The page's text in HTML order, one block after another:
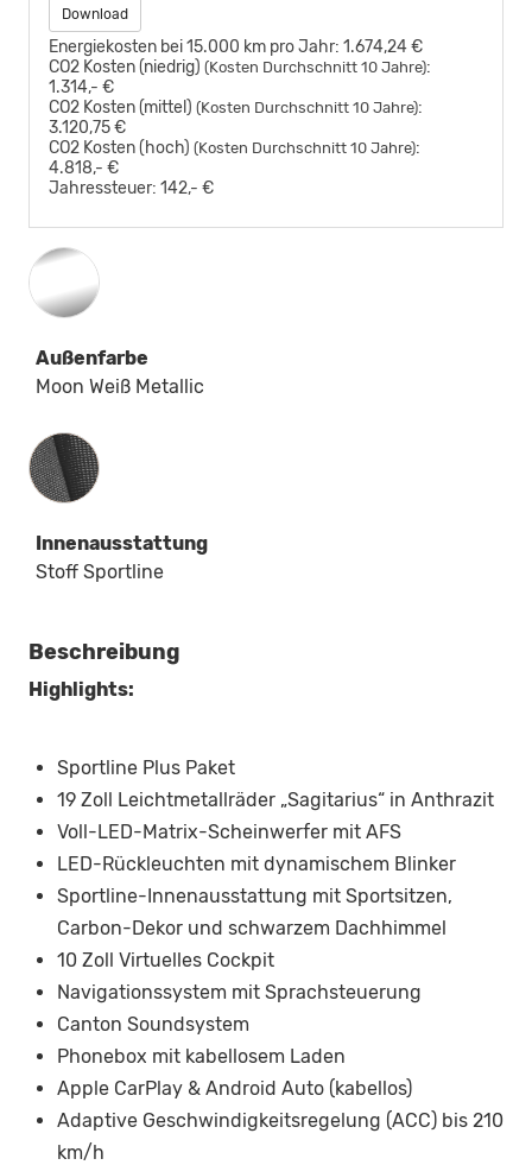
Download
Energiekosten bei 15.000 km pro Jahr: 1.674,24 €
CO2 Kosten (niedrig) (Kosten Durchschnitt 10 Jahre):
1.314,- €
CO2 Kosten (mittel) (Kosten Durchschnitt 10 Jahre):
3.120,75 €
CO2 Kosten (hoch) (Kosten Durchschnitt 10 Jahre):
4.818,- €
Jahressteuer: 142,- €
Außenfarbe
Moon Weiß Metallic
Innenausstattung
Innenausstattung
Stoff Sportline
Beschreibung
Highlights:
Sportline Plus Paket
19 Zoll Leichtmetallräder „Sagitarius“ in Anthrazit
Voll-LED-Matrix-Scheinwerfer mit AFS
LED-Rückleuchten mit dynamischem Blinker
Sportline-Innenausstattung mit Sportsitzen,
Carbon-Dekor und schwarzem Dachhimmel
10 Zoll Virtuelles Cockpit
Navigationssystem mit Sprachsteuerung
Canton Soundsystem
Phonebox mit kabellosem Laden
Apple CarPlay & Android Auto (kabellos)
Adaptive Geschwindigkeitsregelung (ACC) bis 210
km/h